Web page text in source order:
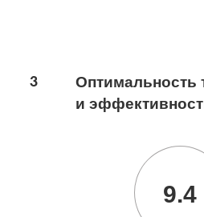
3
Оптимальность
и
9.4